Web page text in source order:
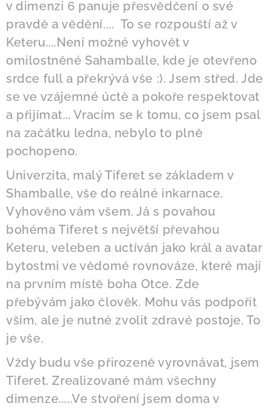
v dimenzi 6 panuje přesvědčení o své
pravdě a vědění.... To se rozpouští až v
Keteru....Není možné vyhovět v
omilostněné Sahamballe, kde je otevřeno
srdce full a překrývá vše :). Jsem střed. Jde
se ve vzájemné úctě a pokoře respektovat
a přijímat... Vracím se k tomu, co jsem psal
na začátku ledna, nebylo to plně
pochopeno.
Univerzita, malý Tiferet se základem v
Shamballe, vše do reálné inkarnace.
Vyhověno vám všem. Já s povahou
bohéma Tiferet s největší převahou
Keteru, veleben a uctíván jako král a avatar
bytostmi ve vědomé rovnováze, které mají
na prvním místě boha Otce. Zde
přebývám jako člověk. Mohu vás podpořit
vším, ale je nutné zvolit zdravé postoje. To
je vše.
Vždy budu vše přirozeně vyrovnávat, jsem
Tiferet. Zrealizované mám všechny
dimenze.....Ve stvoření jsem doma v